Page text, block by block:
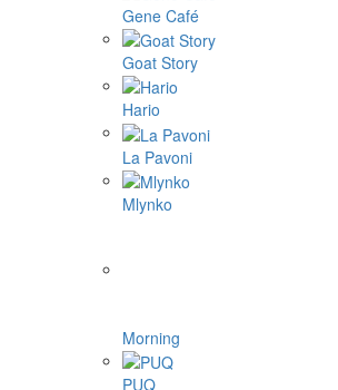
Gene Café
Goat Story
Hario
La Pavoni
Mlynko
Morning
PUQ